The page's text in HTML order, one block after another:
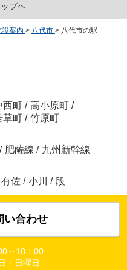
プへ
設案内 > 八代市 > 八代市の駅
西町 / 高小原町 /
草町 / 竹原町
/ 肥薩線 / 九州新幹線
有佐 / 小川 / 段
い合わせ
～18：00
・日曜日